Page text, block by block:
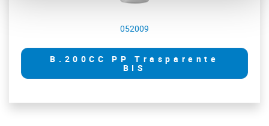
052009
B.200CC PP Trasparente
BIS